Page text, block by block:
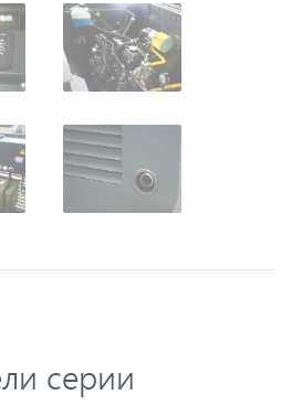
серии